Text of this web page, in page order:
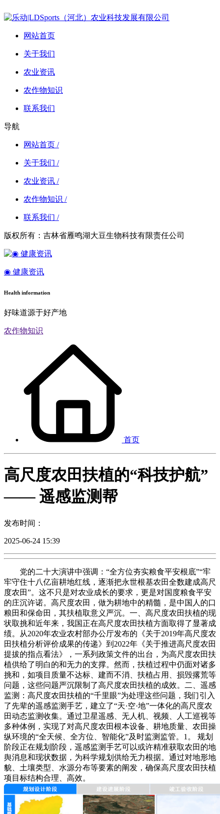
网站首页
关于我们
农业资讯
农作物知识
联系我们
导航
网站首页 /
关于我们 /
农业资讯 /
农作物知识 /
联系我们 /
版权所有：吉林省雁鸣湖大豆生物科技有限责任公司
◉ 健康资讯
Health information
好味道源于好产地
农作物知识
首页
高尺度农田扶植的“科技护航”
—— 遥感监测帮
发布时间：
2025-06-24 15:39
党的二十大演讲中强调：“全方位夯实粮食平安根底”“牢
牢守住十八亿亩耕地红线，逐渐把永世根基农田全数建成高尺
度农田”。这不只是对农业成长的要求，更是对国度粮食平安
的庄沉许诺。高尺度农田，做为耕地中的精髓，是中国人的口
粮田和保命田，其扶植取意义严沉。一、高尺度农田扶植的现
状取挑和近年来，我国正在高尺度农田扶植方面取得了显著成
绩。从2020年农业农村部办公厅发布的《关于2019年高尺度农
田扶植分析评价成果的传递》到2022年《关于推进高尺度农田
提拔的指点看法》，一系列政策文件的出台，为高尺度农田扶
植供给了明白的和无力的支撑。然而，扶植过程中仍面对诸多
挑和，如项目质量不达标、建而不消、扶植占用、损毁撂荒等
问题，这些问题严沉限制了高尺度农田扶植的成效。二、遥感
监测：高尺度农田扶植的“千里眼”为处理这些问题，我们引入
了先辈的遥感监测手艺，建立了“天·空·地”一体化的高尺度农
田动态监测收集。通过卫星遥感、无人机、视频、人工巡视等
多种体例，实现了对高尺度农田根本设备、耕地质量、农田操
纵环境的“全天候、全方位、智能化”及时监测监管。1。 规划
阶段正在规划阶段，遥感监测手艺可以或许精准获取农田的地
舆消息和现状数据，为科学规划供给无力根据。通过对地形地
貌、土壤类型、水源分布等要素的阐发，确保高尺度农田扶植
项目标结构合理、高效。